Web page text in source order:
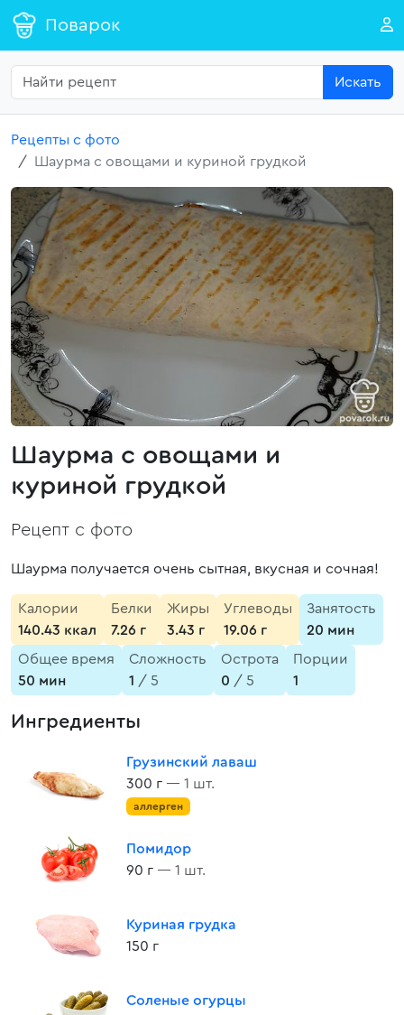
Поварок
Искать
Рецепты с фото
Шаурма с овощами и куриной грудкой
Шаурма с овощами и
куриной грудкой
Рецепт с фото
Шаурма получается очень сытная, вкусная и сочная!
Калории
140.43 ккал
Белки
7.26 г
Жиры
3.43 г
Углеводы
19.06 г
Занятость
20 мин
Общее время
50 мин
Сложность
1 / 5
Острота
0 / 5
Порции
1
Ингредиенты
Грузинский лаваш
300 г — 1 шт.
аллерген
Помидор
90 г — 1 шт.
Куриная грудка
150 г
Соленые огурцы